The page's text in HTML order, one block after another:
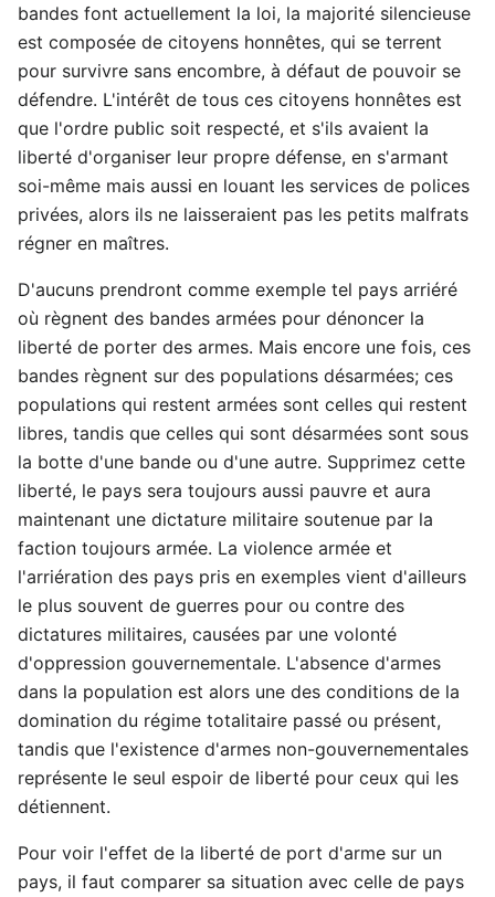
bandes font actuellement la loi, la majorité silencieuse
est composée de citoyens honnêtes, qui se terrent
pour survivre sans encombre, à défaut de pouvoir se
défendre. L'intérêt de tous ces citoyens honnêtes est
que l'ordre public soit respecté, et s'ils avaient la
liberté d'organiser leur propre défense, en s'armant
soi-même mais aussi en louant les services de polices
privées, alors ils ne laisseraient pas les petits malfrats
régner en maîtres.
D'aucuns prendront comme exemple tel pays arriéré
où règnent des bandes armées pour dénoncer la
liberté de porter des armes. Mais encore une fois, ces
bandes règnent sur des populations désarmées; ces
populations qui restent armées sont celles qui restent
libres, tandis que celles qui sont désarmées sont sous
la botte d'une bande ou d'une autre. Supprimez cette
liberté, le pays sera toujours aussi pauvre et aura
maintenant une dictature militaire soutenue par la
faction toujours armée. La violence armée et
l'arriération des pays pris en exemples vient d'ailleurs
le plus souvent de guerres pour ou contre des
dictatures militaires, causées par une volonté
d'oppression gouvernementale. L'absence d'armes
dans la population est alors une des conditions de la
domination du régime totalitaire passé ou présent,
tandis que l'existence d'armes non-gouvernementales
représente le seul espoir de liberté pour ceux qui les
détiennent.
Pour voir l'effet de la liberté de port d'arme sur un
pays, il faut comparer sa situation avec celle de pays